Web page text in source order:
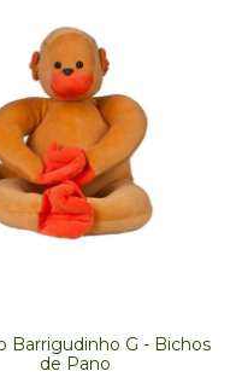
Barrigudinho G - Bichos
de Pano